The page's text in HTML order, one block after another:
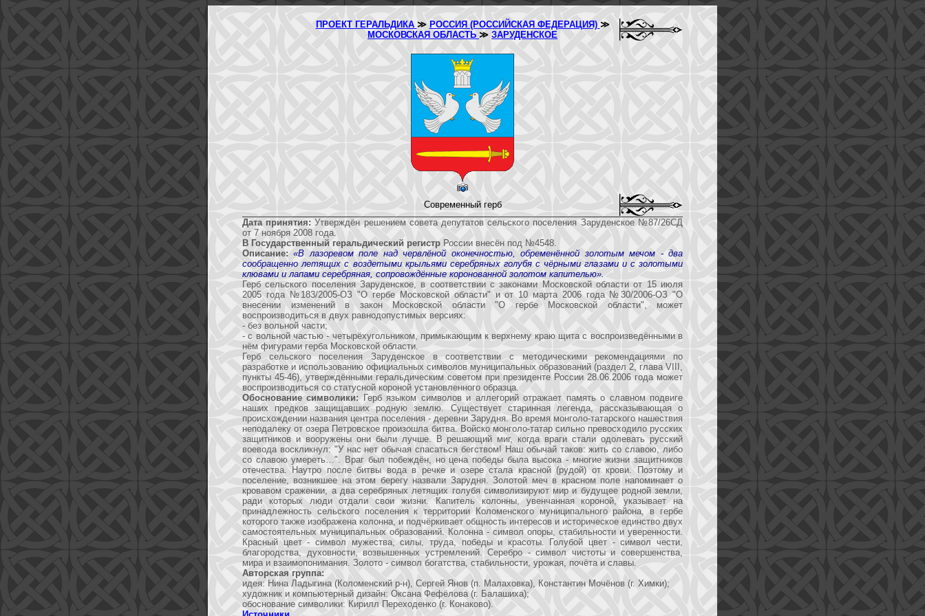
ПРОЕКТ ГЕРАЛЬДИКА ≫ РОССИЯ (РОССИЙСКАЯ ФЕДЕРАЦИЯ) ≫
МОСКОВСКАЯ ОБЛАСТЬ ≫ ЗАРУДЕНСКОЕ
Современный герб
Дата принятия: Утверждён решением совета депутатов сельского поселения Заруденское №87/26СД
от 7 ноября 2008 года.
В Государственный геральдический регистр России внесён под №4548.
Описание: «В лазоревом поле над червлёной оконечностью, обременённой золотым мечом - два
сообращенно летящих с воздетыми крыльями серебряных голубя с чёрными глазами и с золотыми
клювами и лапами серебряная, сопровождённые коронованной золотом капителью».
Герб сельского поселения Заруденское, в соответствии с законами Московской области от 15 июля
2005 года №183/2005-ОЗ "О гербе Московской области" и от 10 марта 2006 года №30/2006-ОЗ "О
внесении изменений в закон Московской области "О гербе Московской области", может
воспроизводиться в двух равнодопустимых версиях:
- без вольной части;
- с вольной частью - четырёхугольником, примыкающим к верхнему краю щита с воспроизведёнными в
нём фигурами герба Московской области.
Герб сельского поселения Заруденское в соответствии с методическими рекомендациями по
разработке и использованию официальных символов муниципальных образований (раздел 2, глава VIII,
пункты 45-46), утверждёнными геральдическим советом при президенте России 28.06.2006 года может
воспроизводиться со статусной короной установленного образца.
Обоснование символики: Герб языком символов и аллегорий отражает память о славном подвиге
наших предков защищавших родную землю. Существует старинная легенда, рассказывающая о
происхождении названия центра поселения - деревни Зарудня. Во время монголо-татарского нашествия
неподалеку от озера Петровское произошла битва. Войско монголо-татар сильно превосходило русских
защитников и вооружены они были лучше. В решающий миг, когда враги стали одолевать русский
воевода воскликнул: "У нас нет обычая спасаться бегством! Наш обычай таков: жить со славою, либо
со славою умереть…". Враг был побеждён, но цена победы была высока - многие жизни защитников
отечества. Наутро после битвы вода в речке и озере стала красной (рудой) от крови. Поэтому и
поселение, возникшее на этом берегу назвали Зарудня. Золотой меч в красном поле напоминает о
кровавом сражении, а два серебряных летящих голубя символизируют мир и будущее родной земли,
ради которых люди отдали свои жизни. Капитель колонны, увенчанная короной, указывает на
принадлежность сельского поселения к территории Коломенского муниципального района, в гербе
которого также изображена колонна, и подчёркивает общность интересов и историческое единство двух
самостоятельных муниципальных образований. Колонна - символ опоры, стабильности и уверенности.
Красный цвет - символ мужества, силы, труда, победы и красоты. Голубой цвет - символ чести,
благородства, духовности, возвышенных устремлений. Серебро - символ чистоты и совершенства,
мира и взаимопонимания. Золото - символ богатства, стабильности, урожая, почёта и славы.
Авторская группа:
идея: Нина Ладыгина (Коломенский р-н), Сергей Янов (п. Малаховка), Константин Мочёнов (г. Химки);
художник и компьютерный дизайн: Оксана Фефёлова (г. Балашиха);
обоснование символики: Кирилл Переходенко (г. Конаково).